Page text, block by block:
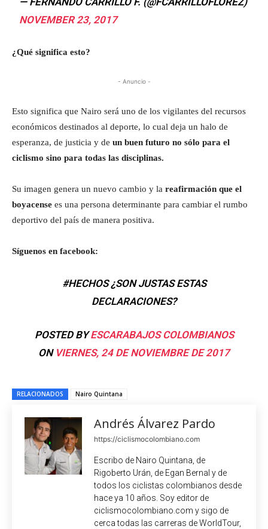
NOVEMBER 23, 2017
¿Qué significa esto?
- Anuncio -
Esto significa que Nairo será uno de los vigilantes del recursos
económicos destinados al deporte, lo cual deja un halo de
esperanza, de justicia y de un buen futuro no sólo para el
ciclismo sino para todas las disciplinas.
Su imagen genera un nuevo cambio y la reafirmación que el
boyacense es una persona determinante para cambiar el rumbo
deportivo del país de manera positiva.
Síguenos en facebook:
#HECHOS ¿SON JUSTAS ESTAS
DECLARACIONES?
POSTED BYESCARABAJOS COLOMBIANOS
ON VIERNES, 24 DE NOVIEMBRE DE 2017
RELACIONADOS Nairo Quintana
Andrés Álvarez Pardo
https://ciclismocolombiano.com
Escribo de Nairo Quintana, de
Rigoberto Urán, de Egan Bernal y de
todos los ciclistas colombianos desde
hace ya 10 años. Soy editor de
ciclismocolombiano.com y sigo de
cerca todas las carreras de WorldTour,